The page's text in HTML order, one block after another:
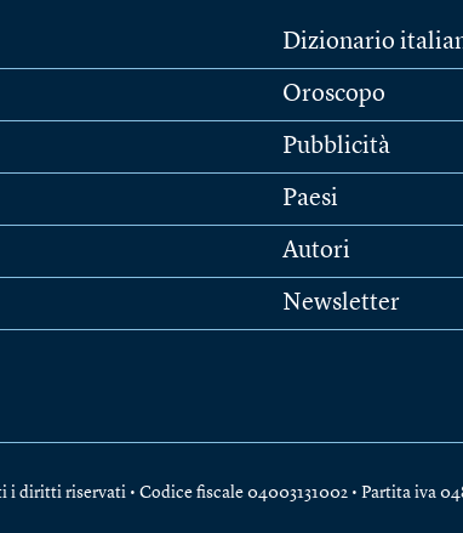
Dizionario
Oroscopo
Pubblicità
Paesi
Autori
Newsletter
i diritti riservati • Codice fiscale 04003131002 • Partita iva